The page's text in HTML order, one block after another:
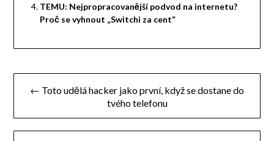
TEMU: Nejpropracovanější podvod na internetu?
Proč se vyhnout „Switchi za cent“
Navigace
příspěvek
← Toto udělá hacker jako první, když se dostane do
tvého telefonu